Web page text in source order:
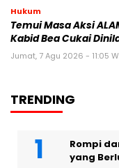
Hukum
Temui Masa Aksi
Kabid Bea Cukai
Jumat, 7 Agu 2026 - 11:05
TRENDING
Rompi
yang